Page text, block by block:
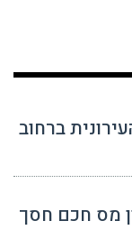
ברחוב
מס חכם חסך